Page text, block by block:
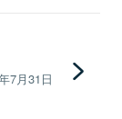
7月31日